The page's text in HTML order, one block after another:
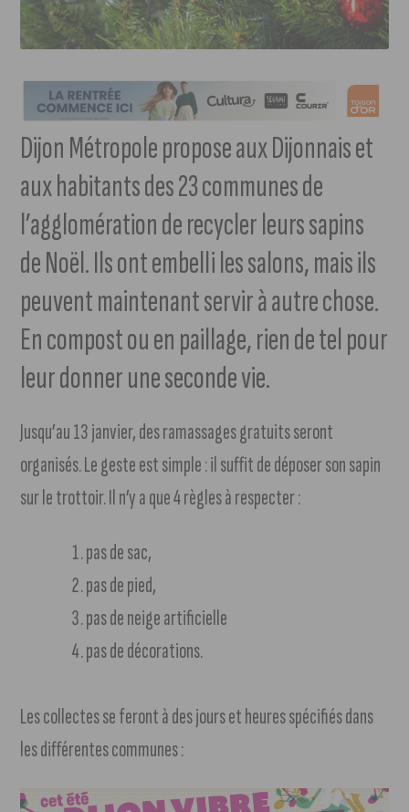
Dijon Métropole propose aux Dijonnais et
aux habitants des 23 communes de
l’agglomération de recycler leurs sapins
de Noël. Ils ont embelli les salons, mais ils
peuvent maintenant servir à autre chose.
En compost ou en paillage, rien de tel pour
leur donner une seconde vie.
Jusqu’au 13 janvier, des ramassages gratuits seront
organisés. Le geste est simple : il suffit de déposer son sapin
sur le trottoir. Il n’y a que 4 règles à respecter :
pas de sac,
pas de pied,
pas de neige artificielle
pas de décorations.
Les collectes se feront à des jours et heures spécifiés dans
les différentes communes :